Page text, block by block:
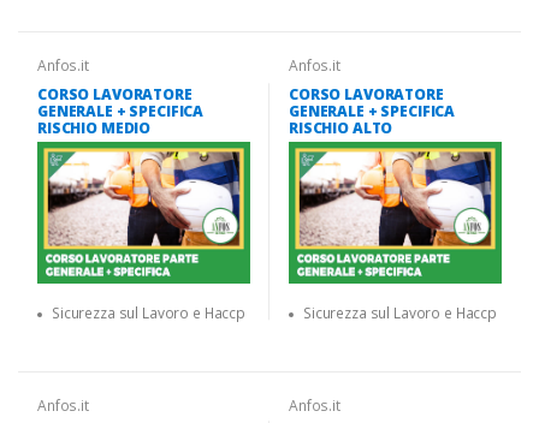
Anfos.it
CORSO LAVORATORE
GENERALE + SPECIFICA
RISCHIO MEDIO
Sicurezza sul Lavoro e Haccp
Anfos.it
CORSO LAVORATORE
GENERALE + SPECIFICA
RISCHIO ALTO
Sicurezza sul Lavoro e Haccp
Anfos.it
Anfos.it